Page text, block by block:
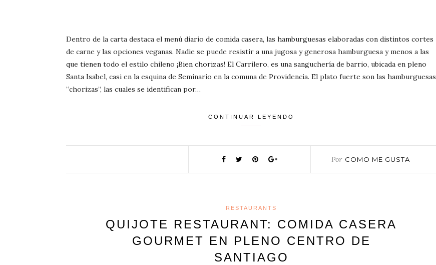
Dentro de la carta destaca el menú diario de comida casera, las hamburguesas elaboradas con distintos cortes
de carne y las opciones veganas. Nadie se puede resistir a una jugosa y generosa hamburguesa y menos a las
que tienen todo el estilo chileno ¡Bien chorizas! El Carrilero, es una sanguchería de barrio, ubicada en pleno
Santa Isabel, casi en la esquina de Seminario en la comuna de Providencia. El plato fuerte son las hamburguesas
“chorizas”, las cuales se identifican por…
CONTINUAR LEYENDO
Por COMO ME GUSTA
RESTAURANTS
QUIJOTE RESTAURANT: COMIDA CASERA
GOURMET EN PLENO CENTRO DE
SANTIAGO